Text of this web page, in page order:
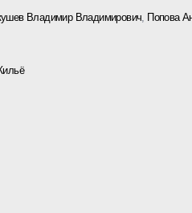
Владимир Владимирович Попова